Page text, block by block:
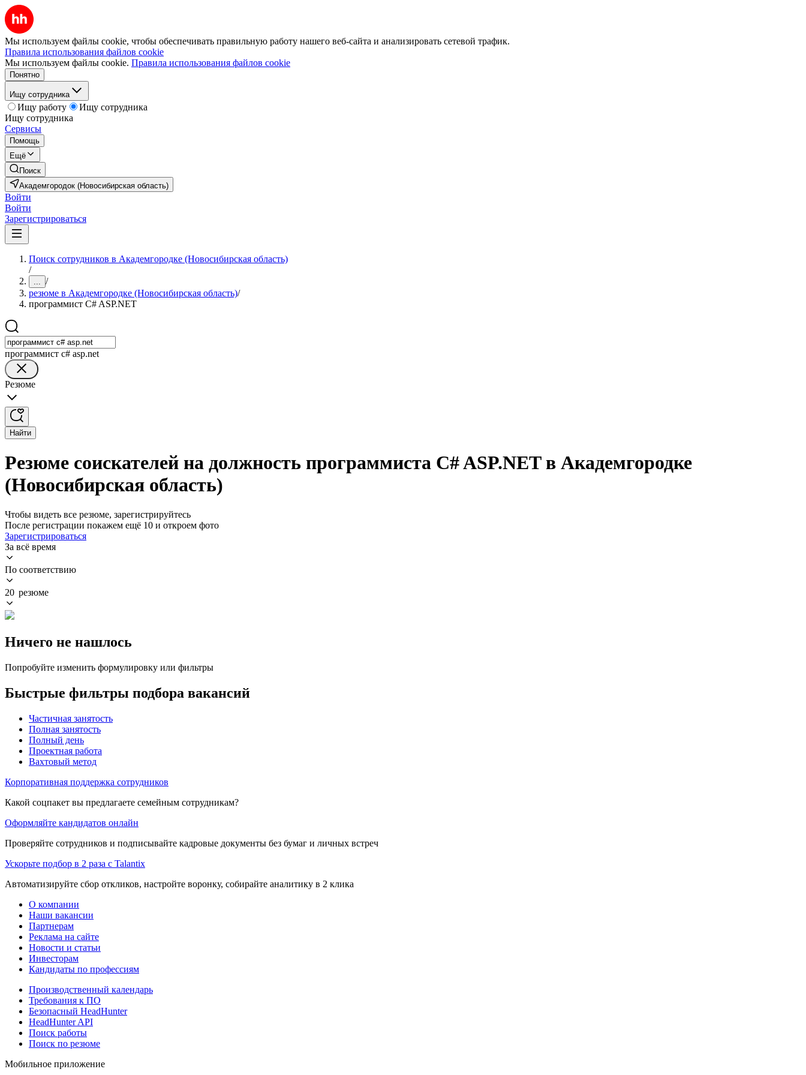
Мы используем файлы cookie, чтобы обеспечивать правильную работу нашего веб-сайта и анализировать сетевой трафик.
Правила использования файлов cookie
Мы используем файлы cookie. Правила использования файлов cookie
Понятно
Ищу сотрудника
Ищу работу
Ищу сотрудника
Ищу сотрудника
Сервисы
Помощь
Ещё
Поиск
Академгородок (Новосибирская область)
Войти
Войти
Зарегистрироваться
Поиск сотрудников в Академгородке (Новосибирская область)
/
... /
резюме в Академгородке (Новосибирская область)/
программист C# ASP.NET
программист c# asp.net
Резюме
Найти
Резюме соискателей на должность программиста C# ASP.NET в Академгородке
(Новосибирская область)
Чтобы видеть все резюме, зарегистрируйтесь
После регистрации покажем ещё 10 и откроем фото
Зарегистрироваться
За всё время
По соответствию
20 резюме
Ничего не нашлось
Попробуйте изменить формулировку или фильтры
Быстрые фильтры подбора вакансий
Частичная занятость
Полная занятость
Полный день
Проектная работа
Вахтовый метод
Корпоративная поддержка сотрудников
Какой соцпакет вы предлагаете семейным сотрудникам?
Оформляйте кандидатов онлайн
Проверяйте сотрудников и подписывайте кадровые документы без бумаг и личных встреч
Ускорьте подбор в 2 раза с Talantix
Автоматизируйте сбор откликов, настройте воронку, собирайте аналитику в 2 клика
О компании
Наши вакансии
Партнерам
Реклама на сайте
Новости и статьи
Инвесторам
Кандидаты по профессиям
Производственный календарь
Требования к ПО
Безопасный HeadHunter
HeadHunter API
Поиск работы
Поиск по резюме
Мобильное приложение